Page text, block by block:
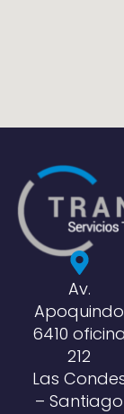
Av.
Apoquindo
6410 oficina
212
Las
– Santiago